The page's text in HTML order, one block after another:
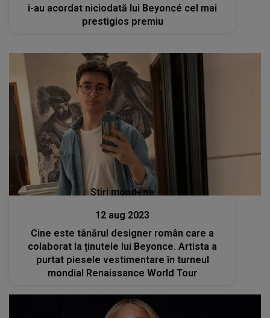
i-au acordat niciodată lui Beyoncé cel mai
prestigios premiu
Stiri mondene
12 aug 2023
Cine este tânărul designer român care a
colaborat la ținutele lui Beyonce. Artista a
purtat piesele vestimentare în turneul
mondial Renaissance World Tour